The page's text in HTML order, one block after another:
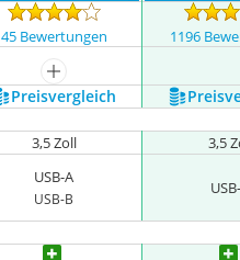
45 Bewertungen 1196
mehr anzeigen
Preis­vergleich
3,5 Zoll 3,5
USB-A
USB-B